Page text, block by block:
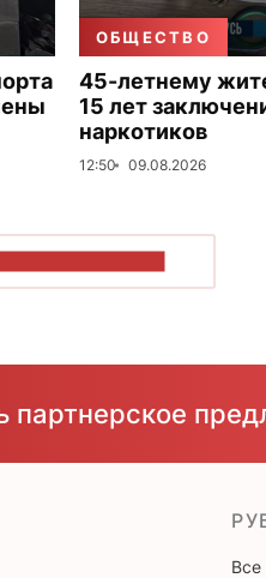
ОБЩЕСТВО
45-летнему
15 лет
наркотиков
12:50 09.08.2026
партнерское
Все